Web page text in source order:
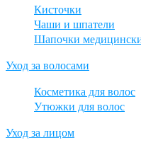
Кисточки
Чаши и шпатели
Шапочки
Уход за волосами
Косметика для волос
Утюжки для волос
Уход за лицом